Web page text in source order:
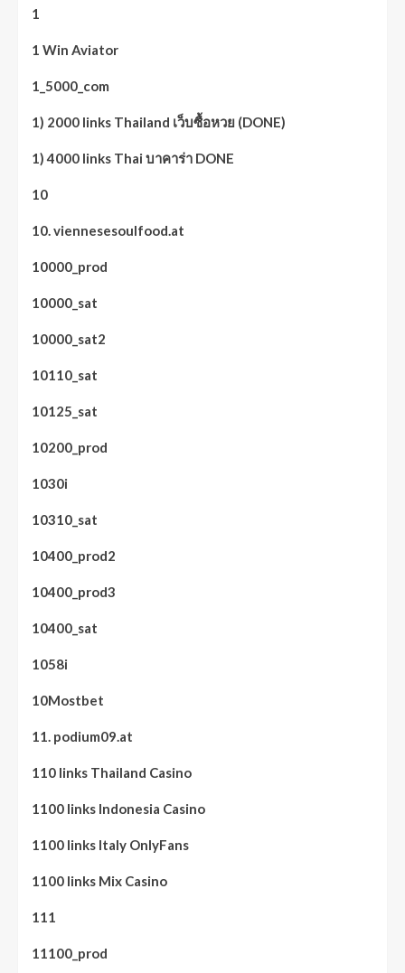
1
1 Win Aviator
1_5000_com
1) 2000 links Thailand เว็บซื้อหวย (DONE)
1) 4000 links Thai บาคาร่า DONE
10
10. viennesesoulfood.at
10000_prod
10000_sat
10000_sat2
10110_sat
10125_sat
10200_prod
1030i
10310_sat
10400_prod2
10400_prod3
10400_sat
1058i
10Mostbet
11. podium09.at
110 links Thailand Casino
1100 links Indonesia Casino
1100 links Italy OnlyFans
1100 links Mix Casino
111
11100_prod